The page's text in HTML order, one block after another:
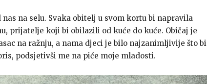
na selu. Svaka obitelj u svom kortu bi napravila
prijatelje koji bi obilazili od kuće do kuće. Običaj je
na ražnju, a nama djeci je bilo najzanimljivije što bi
podsjetivši me na piće moje mladosti.